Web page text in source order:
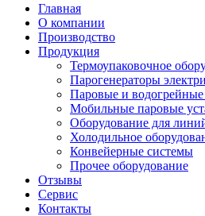
Главная
О компании
Производство
Продукция
Термоупаковочное
Парогенераторы
Паровые и
Мобильные паровые
Оборудование для
Холодильное
Конвейерные системы
Прочее оборудование
Отзывы
Сервис
Контакты